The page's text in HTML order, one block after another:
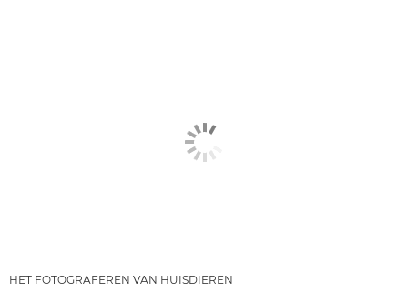
HET FOTOGRAFEREN VAN HUISDIEREN